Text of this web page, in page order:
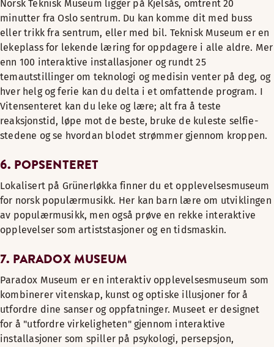
Norsk Teknisk Museum ligger på Kjelsås, omtrent 20
minutter fra Oslo sentrum. Du kan komme dit med buss
eller trikk fra sentrum, eller med bil. Teknisk Museum er en
lekeplass for lekende læring for oppdagere i alle aldre. Mer
enn 100 interaktive installasjoner og rundt 25
temautstillinger om teknologi og medisin venter på deg, og
hver helg og ferie kan du delta i et omfattende program. I
Vitensenteret kan du leke og lære; alt fra å teste
reaksjonstid, løpe mot de beste, bruke de kuleste selfie-
stedene og se hvordan blodet strømmer gjennom kroppen.
6. POPSENTERET
Lokalisert på Grünerløkka finner du et opplevelsesmuseum
for norsk populærmusikk. Her kan barn lære om utviklingen
av populærmusikk, men også prøve en rekke interaktive
opplevelser som artiststasjoner og en tidsmaskin.
7. PARADOX MUSEUM
Paradox Museum er en interaktiv opplevelsesmuseum som
kombinerer vitenskap, kunst og optiske illusjoner for å
utfordre dine sanser og oppfatninger. Museet er designet
for å "utfordre virkeligheten" gjennom interaktive
installasjoner som spiller på psykologi, persepsjon,